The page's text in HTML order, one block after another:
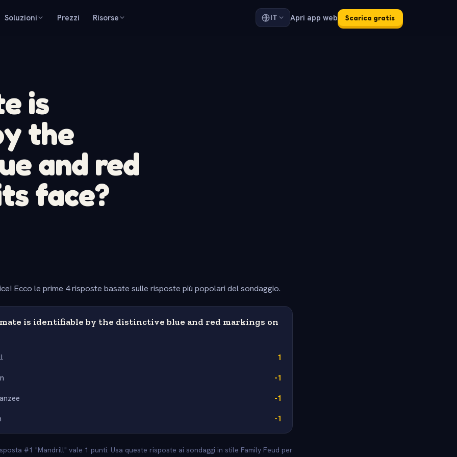
Soluzioni Prezzi Risorse IT Apri app web Scarica gratis
is
the
and red
face?
Ecco le prime 4 risposte basate sulle risposte più popolari del sondaggio.
is identifiable by the distinctive blue and red markings on
1
-1
-1
-1
#1 "Mandrill" vale 1 punti. Usa queste risposte ai sondaggi in stile Family Feud per